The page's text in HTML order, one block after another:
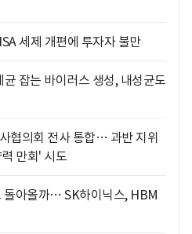
세제 개편에 투자자 불만
잡는 바이러스 생성, 내성균도
협의회 전사 통합… 과반 지위
만회' 시도
돌아올까… SK하이닉스, HBM